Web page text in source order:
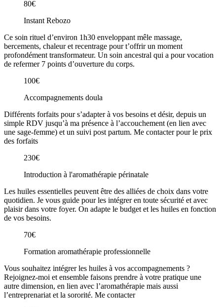
80€
Instant Rebozo
Ce soin rituel d’environ 1h30 enveloppant mêle massage,
bercements, chaleur et recentrage pour t’offrir un moment
profondément transformateur. Un soin ancestral qui a pour vocation
de refermer 7 points d’ouverture du corps.
100€
Accompagnements doula
Différents forfaits pour s’adapter à vos besoins et désir, depuis un
simple RDV jusqu’à ma présence à l’accouchement (en lien avec
une sage-femme) et un suivi post partum. Me contacter pour le prix
des forfaits
230€
Introduction à l'aromathérapie périnatale
Les huiles essentielles peuvent être des alliées de choix dans votre
quotidien. Je vous guide pour les intégrer en toute sécurité et avec
plaisir dans votre foyer. On adapte le budget et les huiles en fonction
de vos besoins.
70€
Formation aromathérapie professionnelle
Vous souhaitez intégrer les huiles à vos accompagnements ?
Rejoignez-moi et ensemble faisons prendre à votre pratique une
autre dimension, en lien avec l’aromathérapie mais aussi
l’entreprenariat et la sororité. Me contacter